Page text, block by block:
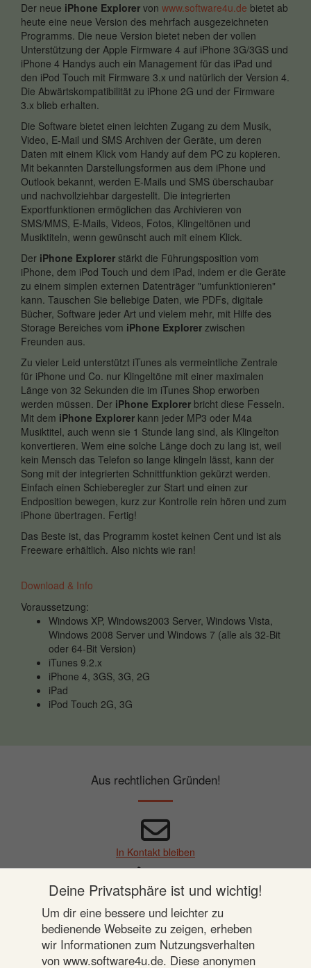
Der neue iPhone Explorer von www.software4u.de bietet ab
heute eine neue Version des mehrfach ausgezeichneten
Programms. Die neue Version bietet neben der vollen
Unterstützung der Apple Firmware 4 auf iPhone 3G/3GS und
iPhone 4 Handys auch ein Management für das iPad und
den iPod Touch mit Firmware 3.x und natürlich der Version 4.
Die Abwärtskompatibilität zu iPhone 2G und der Firmware
3.x blieb erhalten.
Die Software bietet einen leichten Zugang zu dem Musik,
Video, E-Mail und SMS Archiven der Geräte, um deren
Daten mit einem Klick vom Handy auf dem PC zu kopieren.
Mit bekannten Darstellungsformen aus dem iPhone und
Outlook bekannt, werden E-Mails und SMS überschaubar
und nachvollziehbar dargestellt. Die integrierten
Exportfunktionen ermöglichen das Archivieren von
SMS/MMS, E-Mails, Videos, Fotos, Klingeltönen und
Musiktiteln, wenn gewünscht auch mit einem Klick.
Der iPhone Explorer stärkt die Führungsposition vom
iPhone, dem iPod Touch und dem iPad, indem er die Geräte
zu einem simplen externen Datenträger "umfunktionieren"
kann. Tauschen Sie beliebige Daten, wie PDFs, digitale
Bücher, Software jeder Art und vielem mehr, mit Hilfe des
Storage Bereiches vom iPhone Explorer zwischen
Freunden aus.
Zu vieler Leid unterstützt iTunes als vermeintliche Zentrale
für iPhone und Co. nur Klingeltöne mit einer maximalen
Länge von 32 Sekunden die im iTunes Shop erworben
werden müssen. Der iPhone Explorer bricht diese Fesseln.
Mit dem iPhone Explorer kann jeder MP3 oder M4a
Musiktitel, auch wenn sie 1 Stunde lang sind, als Klingelton
konvertieren. Wem eine solche Länge doch zu lang ist, weil
kein Mensch das Telefon so lange klingeln lässt, kann der
Song mit der integrierten Schnittfunktion gekürzt werden.
Einfach einen Schieberegler zur Start und einen zur
Endposition bewegen, kurz zur Kontrolle rein hören und zum
iPhone übertragen. Fertig!
Das Beste ist, das Programm kostet keinen Cent und ist als
Freeware erhältlich. Also nichts wie ran!
Download & Info
Voraussetzung:
Windows XP, Windows2003 Server, Windows Vista,
Windows 2008 Server und Windows 7 (alle als 32-Bit
oder 64-Bit Version)
iTunes 9.2.x
iPhone 4, 3GS, 3G, 2G
iPad
iPod Touch 2G, 3G
Aus rechtlichen Gründen!
In Kontakt bleiben
Datenschutz & Cookies
§
Impressum
Deine Privatsphäre ist und wichtig!
Um dir eine bessere und leichter zu
bedienende Webseite zu zeigen, erheben
wir Informationen zum Nutzungsverhalten
von www.software4u.de. Diese anonymen